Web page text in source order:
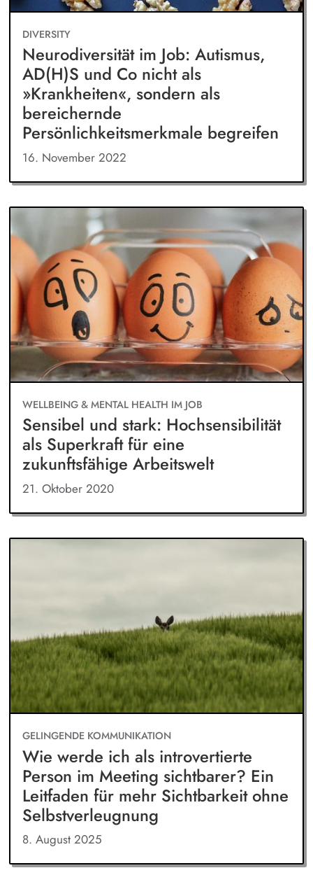
DIVERSITY
Neurodiversität im Job: Autismus,
AD(H)S und Co nicht als
»Krankheiten«, sondern als
bereichernde
Persönlichkeitsmerkmale begreifen
16. November 2022
WELLBEING & MENTAL HEALTH IM JOB
Sensibel und stark: Hochsensibilität
als Superkraft für eine
zukunftsfähige Arbeitswelt
21. Oktober 2020
GELINGENDE KOMMUNIKATION
Wie werde ich als introvertierte
Person im Meeting sichtbarer? Ein
Leitfaden für mehr Sichtbarkeit ohne
Selbstverleugnung
8. August 2025